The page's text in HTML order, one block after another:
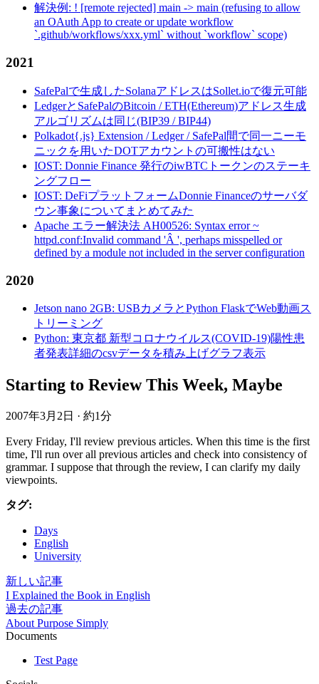
解決例: ! [remote rejected] main -> main (refusing to allow
an OAuth App to create or update workflow
`.github/workflows/xxx.yml` without `workflow` scope)
2021
SafePalで生成したSolanaアドレスはSollet.ioで復元可能
LedgerとSafePalのBitcoin / ETH(Ethereum)アドレス生成
アルゴリズムは同じ(BIP39 / BIP44)
Polkadot{.js} Extension / Ledger / SafePal間で同一ニーモ
ニックを用いたDOTアカウントの可搬性はない
IOST: Donnie Finance 発行のiwBTCトークンのステーキ
ングフロー
IOST: DeFiプラットフォームDonnie Financeのサーバダ
ウン事象についてまとめてみた
Apache エラー解決法 AH00526: Syntax error ~
httpd.conf:Invalid command 'Â ', perhaps misspelled or
defined by a module not included in the server configuration
2020
Jetson nano 2GB: USBカメラとPython FlaskでWeb動画ス
トリーミング
Python: 東京都 新型コロナウイルス(COVID-19)陽性患
者発表詳細のcsvデータを積み上げグラフ表示
Starting to Review This Week, Maybe
2007年3月2日 · 約1分
Every Friday, I'll review previous articles. When this time is the first
time, I'll run over all previous articles and check into consistency of
grammar. I suppose that through the review, I can clarify my daily
viewpoints.
タグ:
Days
English
University
新しい記事
I Explained the Book in English
過去の記事
About Purpose Simply
Documents
Test Page